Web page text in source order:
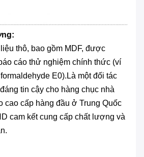
thô, bao gồm MDF, được
cáo thử nghiệm chính thức (ví
E0).Là một đối tác
tin cậy cho hàng chục nhà
cao cấp hàng đầu ở Trung Quốc
cam kết cung cấp chất lượng và